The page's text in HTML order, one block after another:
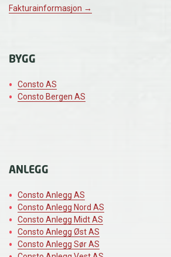
Fakturainformasjon →
BYGG
Consto AS
Consto Bergen AS
ANLEGG
Consto Anlegg AS
Consto Anlegg Nord AS
Consto Anlegg Midt AS
Consto Anlegg Øst AS
Consto Anlegg Sør AS